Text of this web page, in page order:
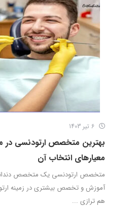
بهترین متخصص ارتودنسی در
معیارهای انتخاب آن
متخصص ارتودنسی یک متخصص
آموزش و تخصص بیشتری در زمینه
هم‌ ترازی ...